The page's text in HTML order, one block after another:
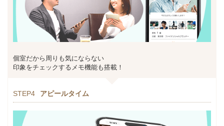
個室だから周りも気にならない
印象をチェックするメモ機能も搭載！
STEP4 アピールタイム